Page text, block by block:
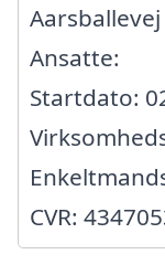
Ansatte:
Startdato:
CVR: